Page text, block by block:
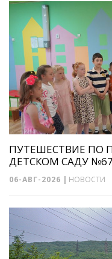
ПУТЕШЕСТВИЕ ПО
ДЕТСКОМ САДУ №67
06-АВГ-2026 | НОВОСТИ